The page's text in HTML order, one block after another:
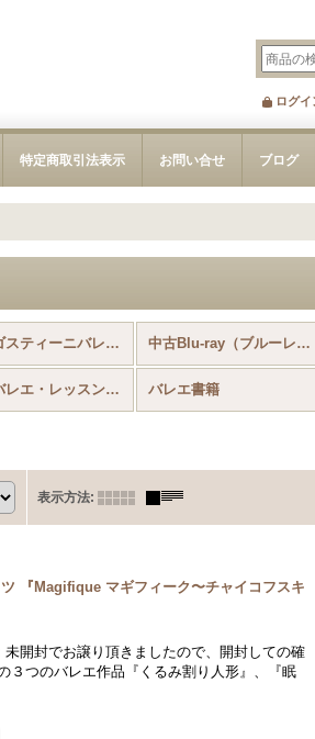
ログイ
特定商取引法表示 お問い合せ ブログ
ディアゴスティーニバレエDVDコレクション 中古Blu-ray（ブルーレイ）
大人のバレエ・レッスン雑誌「クロワゼ」 バレエ書籍
表示方法:
『Magifique マギフィーク〜チャイコフスキ
開封でお譲り頂きましたので、開封しての確
３つのバレエ作品『くるみ割り人形』、『眠